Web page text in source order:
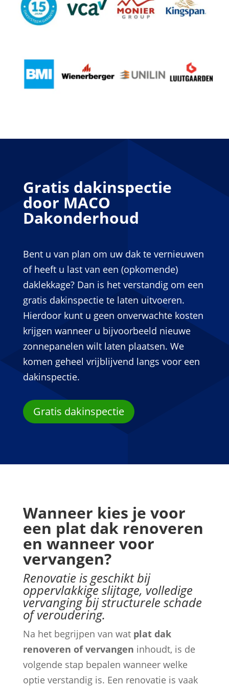
Gratis dakinspectie
door MACO
Dakonderhoud
Bent u van plan om uw dak te vernieuwen
of heeft u last van een (opkomende)
daklekkage? Dan is het verstandig om een
gratis dakinspectie te laten uitvoeren.
Hierdoor kunt u geen onverwachte kosten
krijgen wanneer u bijvoorbeeld nieuwe
zonnepanelen wilt laten plaatsen. We
komen geheel vrijblijvend langs voor een
dakinspectie.
Gratis dakinspectie
Wanneer kies je voor
een plat dak renoveren
en wanneer voor
vervangen?
Renovatie is geschikt bij
oppervlakkige slijtage, volledige
vervanging bij structurele schade
of veroudering.
Na het begrijpen van wat plat dak
renoveren of vervangen inhoudt, is de
volgende stap bepalen wanneer welke
optie verstandig is. Een renovatie is vaak